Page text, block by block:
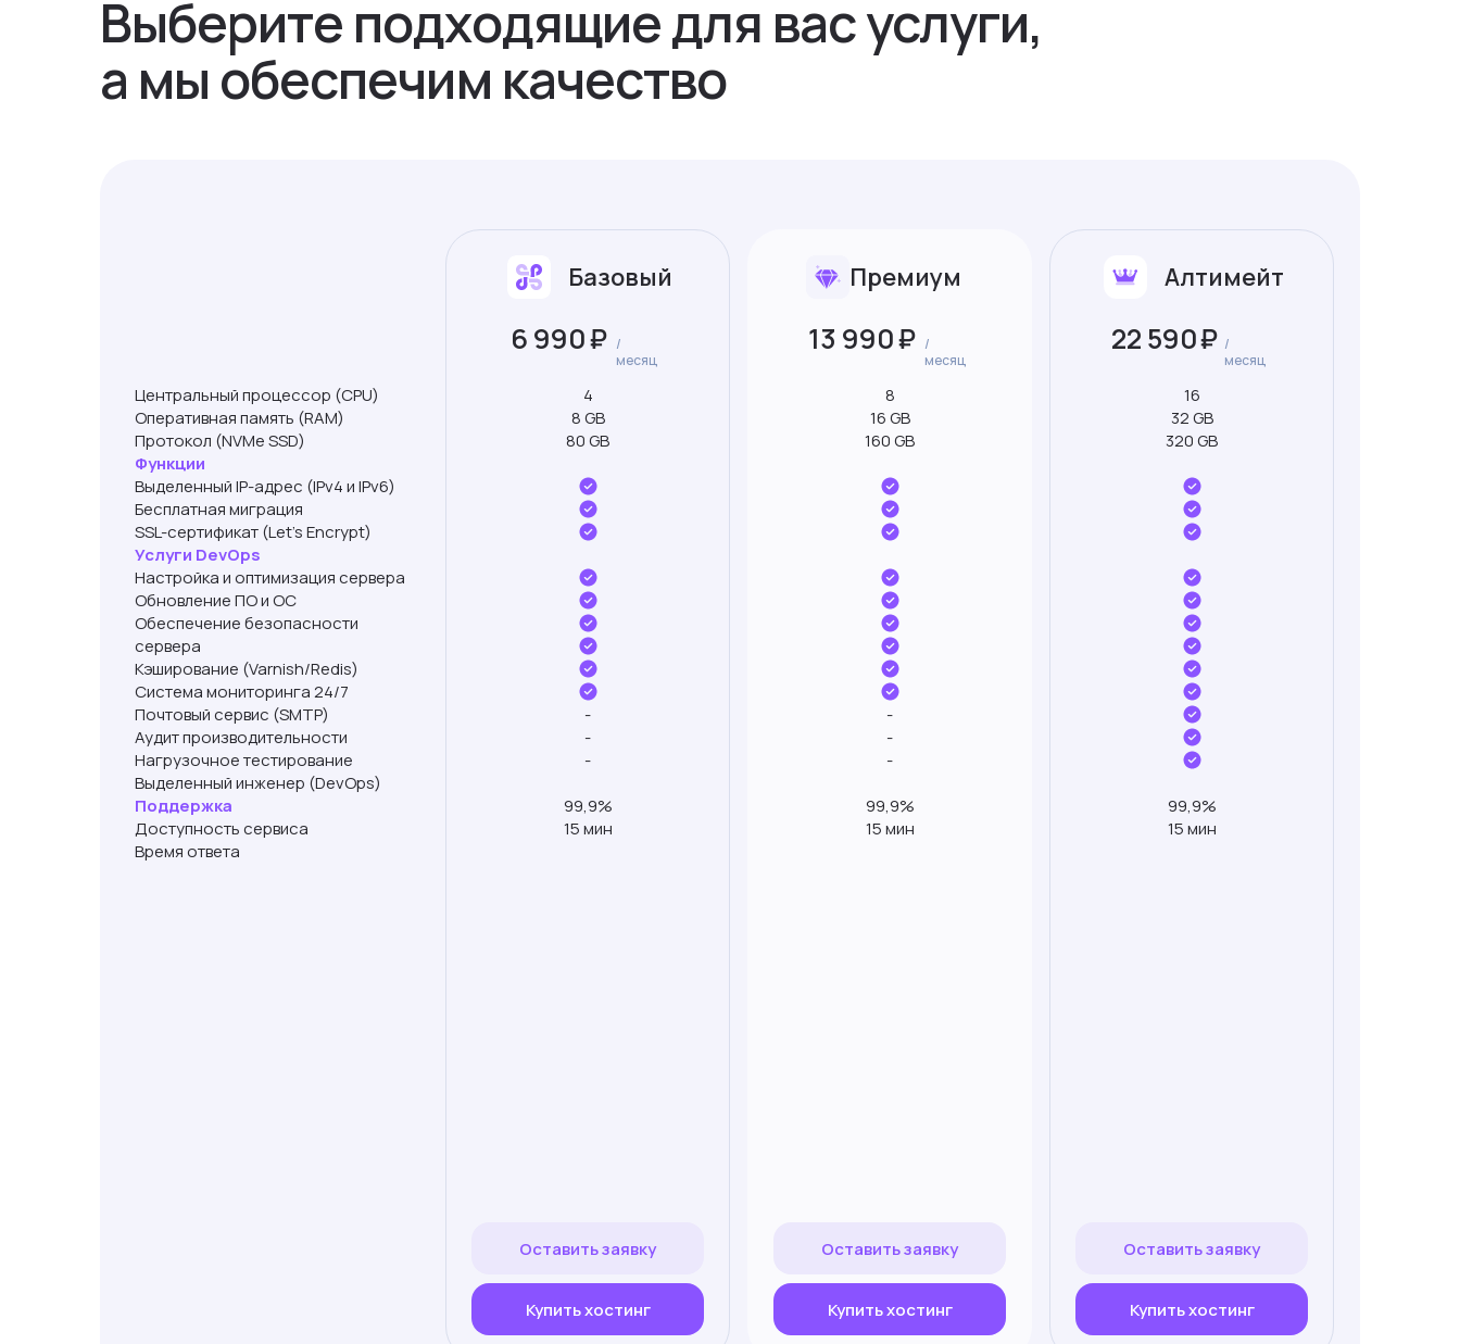
Выберите подходящие для вас услуги,
а мы обеспечим качество
Центральный процессор (CPU)
Оперативная память (RAM)
Протокол (NVMe SSD)
Функции
Выделенный IP-адрес (IPv4 и IPv6)
Бесплатная миграция
SSL-сертификат (Let’s Encrypt)
Услуги DevOps
Настройка и оптимизация сервера
Обновление ПО и ОС
Обеспечение безопасности
сервера
Кэширование (Varnish/Redis)
Система мониторинга 24/7
Почтовый сервис (SMTP)
Аудит производительности
Нагрузочное тестирование
Выделенный инженер (DevOps)
Поддержка
Доступность сервиса
Время ответа
4
8 GB
80 GB
-
-
-
99,9%
15 мин
8
16 GB
160 GB
-
-
-
99,9%
15 мин
16
32 GB
320 GB
99,9%
15 мин
6 990₽ /
месяц
13 990₽ /
месяц
22 590₽ /
месяц
Оставить заявку Оставить заявку Оставить заявку
Купить хостинг
Купить хостинг
Купить хостинг
Базовый Премиум Алтимейт